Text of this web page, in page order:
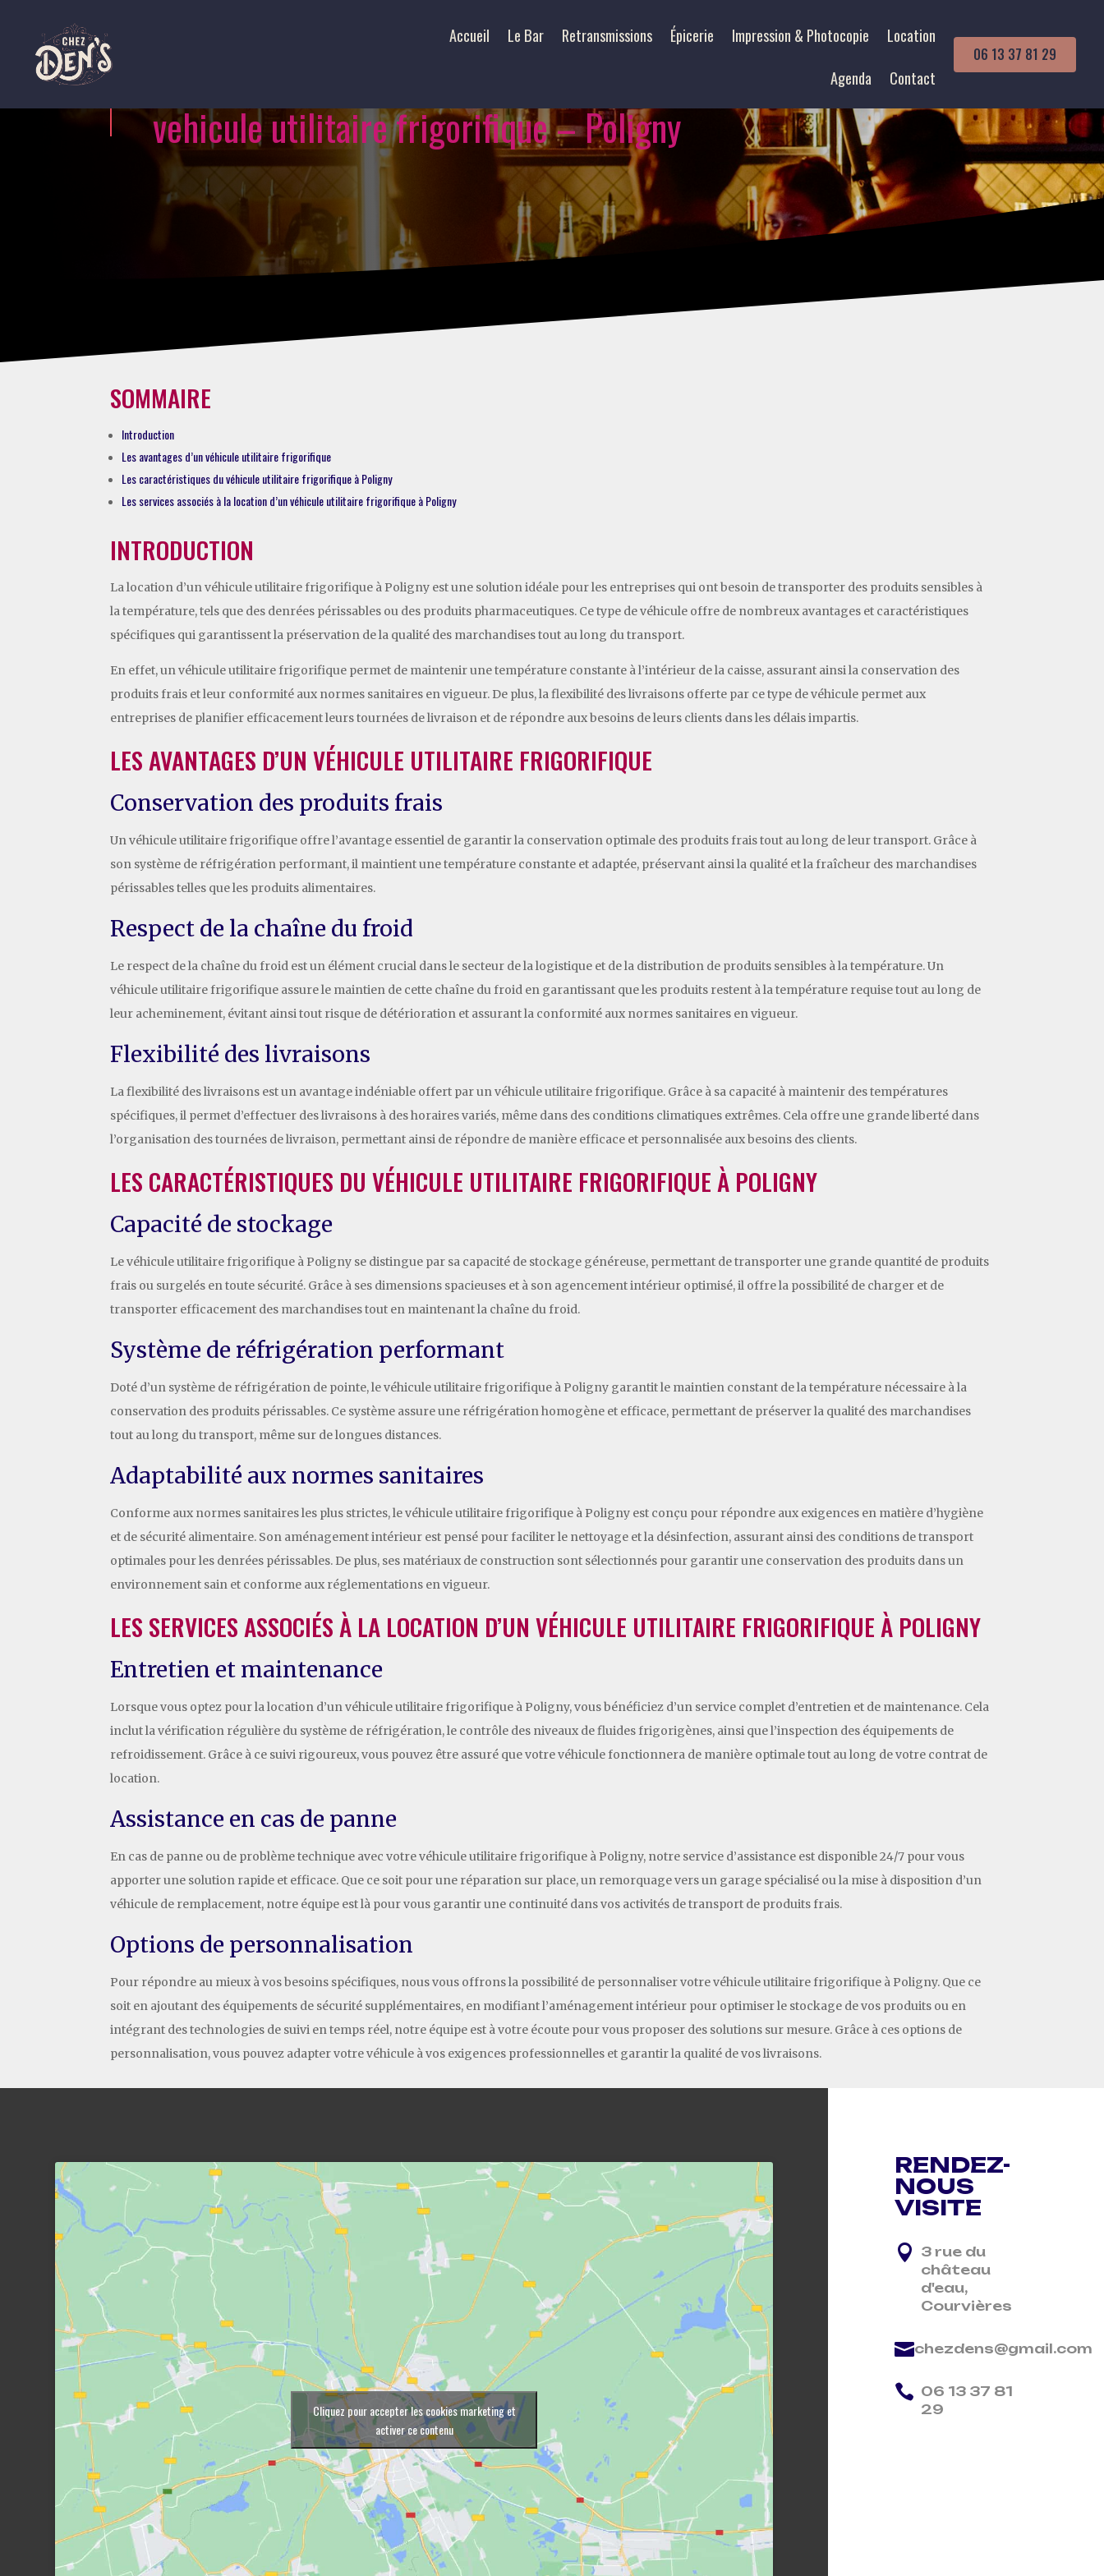
Accueil Le Bar Retransmissions Épicerie Impression & Photocopie
Location
Agenda
Contact
06 13 37 81 29
vehicule utilitaire frigorifique – Poligny
SOMMAIRE
Introduction
Les avantages d’un véhicule utilitaire frigorifique
Les caractéristiques du véhicule utilitaire frigorifique à Poligny
Les services associés à la location d’un véhicule utilitaire frigorifique à Poligny
INTRODUCTION
La location d’un véhicule utilitaire frigorifique à Poligny est une solution idéale pour les entreprises qui ont besoin de transporter des produits sensibles à
la température, tels que des denrées périssables ou des produits pharmaceutiques. Ce type de véhicule offre de nombreux avantages et caractéristiques
spécifiques qui garantissent la préservation de la qualité des marchandises tout au long du transport.
En effet, un véhicule utilitaire frigorifique permet de maintenir une température constante à l’intérieur de la caisse, assurant ainsi la conservation des
produits frais et leur conformité aux normes sanitaires en vigueur. De plus, la flexibilité des livraisons offerte par ce type de véhicule permet aux
entreprises de planifier efficacement leurs tournées de livraison et de répondre aux besoins de leurs clients dans les délais impartis.
LES AVANTAGES D’UN VÉHICULE UTILITAIRE FRIGORIFIQUE
Conservation des produits frais
Un véhicule utilitaire frigorifique offre l’avantage essentiel de garantir la conservation optimale des produits frais tout au long de leur transport. Grâce à
son système de réfrigération performant, il maintient une température constante et adaptée, préservant ainsi la qualité et la fraîcheur des marchandises
périssables telles que les produits alimentaires.
Respect de la chaîne du froid
Le respect de la chaîne du froid est un élément crucial dans le secteur de la logistique et de la distribution de produits sensibles à la température. Un
véhicule utilitaire frigorifique assure le maintien de cette chaîne du froid en garantissant que les produits restent à la température requise tout au long de
leur acheminement, évitant ainsi tout risque de détérioration et assurant la conformité aux normes sanitaires en vigueur.
Flexibilité des livraisons
La flexibilité des livraisons est un avantage indéniable offert par un véhicule utilitaire frigorifique. Grâce à sa capacité à maintenir des températures
spécifiques, il permet d’effectuer des livraisons à des horaires variés, même dans des conditions climatiques extrêmes. Cela offre une grande liberté dans
l’organisation des tournées de livraison, permettant ainsi de répondre de manière efficace et personnalisée aux besoins des clients.
LES CARACTÉRISTIQUES DU VÉHICULE UTILITAIRE FRIGORIFIQUE À POLIGNY
Capacité de stockage
Le véhicule utilitaire frigorifique à Poligny se distingue par sa capacité de stockage généreuse, permettant de transporter une grande quantité de produits
frais ou surgelés en toute sécurité. Grâce à ses dimensions spacieuses et à son agencement intérieur optimisé, il offre la possibilité de charger et de
transporter efficacement des marchandises tout en maintenant la chaîne du froid.
Système de réfrigération performant
Doté d’un système de réfrigération de pointe, le véhicule utilitaire frigorifique à Poligny garantit le maintien constant de la température nécessaire à la
conservation des produits périssables. Ce système assure une réfrigération homogène et efficace, permettant de préserver la qualité des marchandises
tout au long du transport, même sur de longues distances.
Adaptabilité aux normes sanitaires
Conforme aux normes sanitaires les plus strictes, le véhicule utilitaire frigorifique à Poligny est conçu pour répondre aux exigences en matière d’hygiène
et de sécurité alimentaire. Son aménagement intérieur est pensé pour faciliter le nettoyage et la désinfection, assurant ainsi des conditions de transport
optimales pour les denrées périssables. De plus, ses matériaux de construction sont sélectionnés pour garantir une conservation des produits dans un
environnement sain et conforme aux réglementations en vigueur.
LES SERVICES ASSOCIÉS À LA LOCATION D’UN VÉHICULE UTILITAIRE FRIGORIFIQUE À POLIGNY
Entretien et maintenance
Lorsque vous optez pour la location d’un véhicule utilitaire frigorifique à Poligny, vous bénéficiez d’un service complet d’entretien et de maintenance. Cela
inclut la vérification régulière du système de réfrigération, le contrôle des niveaux de fluides frigorigènes, ainsi que l’inspection des équipements de
refroidissement. Grâce à ce suivi rigoureux, vous pouvez être assuré que votre véhicule fonctionnera de manière optimale tout au long de votre contrat de
location.
Assistance en cas de panne
En cas de panne ou de problème technique avec votre véhicule utilitaire frigorifique à Poligny, notre service d’assistance est disponible 24/7 pour vous
apporter une solution rapide et efficace. Que ce soit pour une réparation sur place, un remorquage vers un garage spécialisé ou la mise à disposition d’un
véhicule de remplacement, notre équipe est là pour vous garantir une continuité dans vos activités de transport de produits frais.
Options de personnalisation
Pour répondre au mieux à vos besoins spécifiques, nous vous offrons la possibilité de personnaliser votre véhicule utilitaire frigorifique à Poligny. Que ce
soit en ajoutant des équipements de sécurité supplémentaires, en modifiant l’aménagement intérieur pour optimiser le stockage de vos produits ou en
intégrant des technologies de suivi en temps réel, notre équipe est à votre écoute pour vous proposer des solutions sur mesure. Grâce à ces options de
personnalisation, vous pouvez adapter votre véhicule à vos exigences professionnelles et garantir la qualité de vos livraisons.
Cliquez pour accepter les cookies marketing et
activer ce contenu
RENDEZ-
NOUS
VISITE
 3 rue du
château
d'eau,
Courvières
chezdens@gmail.com
 06 13 37 81
29